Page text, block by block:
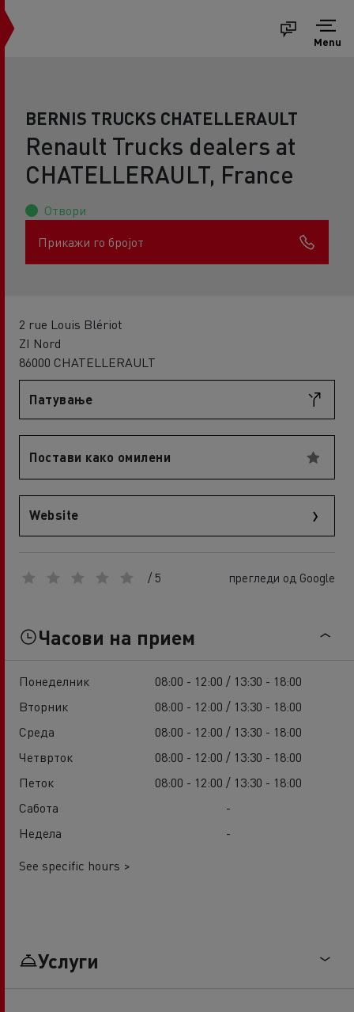
Menu
BERNIS TRUCKS CHATELLERAULT
Renault Trucks dealers at
CHATELLERAULT, France
Отвори
Прикажи го бројот
2 rue Louis Blériot
ZI Nord
86000 CHATELLERAULT
Патување
Постави како омилени
Website
/ 5 прегледи од Google
Часови на прием
Понеделник
08:00 - 12:00 / 13:30 - 18:00
Вторник
08:00 - 12:00 / 13:30 - 18:00
Среда
08:00 - 12:00 / 13:30 - 18:00
Четврток
08:00 - 12:00 / 13:30 - 18:00
Петок
08:00 - 12:00 / 13:30 - 18:00
Сабота
-
Недела
-
See specific hours >
Услуги